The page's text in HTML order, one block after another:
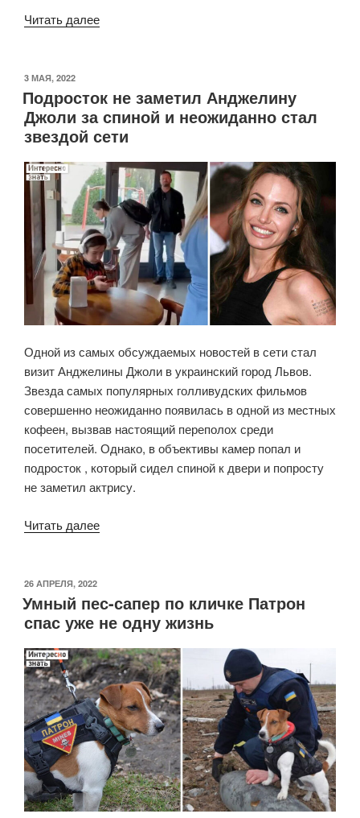
Читать далее«20
и
слышать
не
о
животных
в
доме»
ОПУБЛИКОВАНО
3 МАЯ, 2022
Подросток не заметил Анджелину
Джоли за спиной и неожиданно стал
звездой сети
Одной из самых обсуждаемых новостей в сети стал
визит Анджелины Джоли в украинский город Львов.
Звезда самых популярных голливудских фильмов
совершенно неожиданно появилась в одной из местных
кофеен, вызвав настоящий переполох среди
посетителей. Однако, в объективы камер попал и
подросток , который сидел спиной к двери и попросту
не заметил актрису.
Читать далее«Подросток
Джоли
за
и
неожиданно
стал
звездой
сети»
ОПУБЛИКОВАНО
26 АПРЕЛЯ, 2022
Умный пес-сапер по кличке Патрон
спас уже не одну жизнь